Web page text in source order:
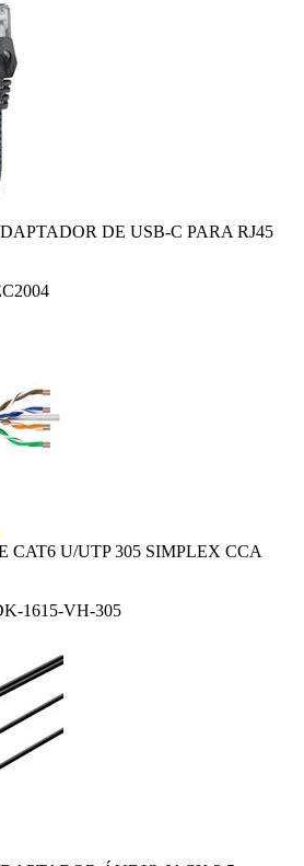
DE USB-C PARA RJ45
CAT6 U/UTP 305 SIMPLEX CCA
1615-VH-305